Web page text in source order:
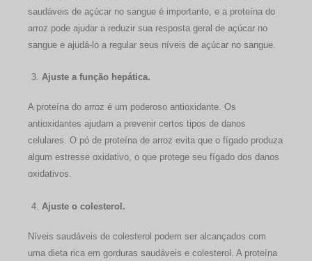
saudáveis de açúcar no sangue é importante, e a proteína do
arroz pode ajudar a reduzir sua resposta geral de açúcar no
sangue e ajudá-lo a regular seus níveis de açúcar no sangue.
Ajuste a função hepática.
A proteína do arroz é um poderoso antioxidante. Os
antioxidantes ajudam a prevenir certos tipos de danos
celulares. O pó de proteína de arroz evita que o fígado produza
algum estresse oxidativo, o que protege seu fígado dos danos
oxidativos.
Ajuste o colesterol.
Níveis saudáveis de colesterol podem ser alcançados com
uma dieta rica em gorduras saudáveis e colesterol. A proteína